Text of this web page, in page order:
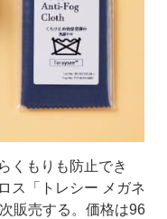
くもりも防止でき
ス「トレシー メガネ
販売する。価格は96